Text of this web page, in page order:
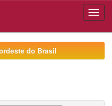
do Brasil